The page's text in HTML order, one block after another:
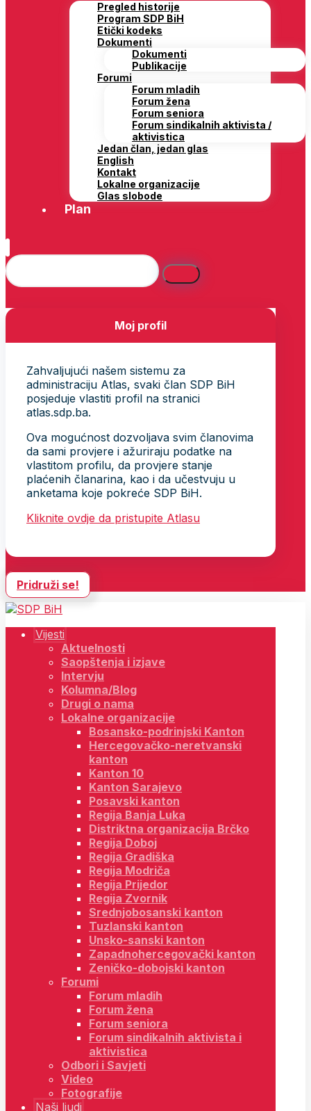
Pregled historije
Program SDP BiH
Etički kodeks
Dokumenti
Dokumenti
Publikacije
Forumi
Forum mladih
Forum žena
Forum seniora
Forum sindikalnih aktivista /
aktivistica
Jedan član, jedan glas
English
Kontakt
Lokalne organizacije
Glas slobode
Plan
Moj profil
Zahvaljujući našem sistemu za
administraciju Atlas, svaki član SDP BiH
posjeduje vlastiti profil na stranici
atlas.sdp.ba.
Ova mogućnost dozvoljava svim članovima
da sami provjere i ažuriraju podatke na
vlastitom profilu, da provjere stanje
plaćenih članarina, kao i da učestvuju u
anketama koje pokreće SDP BiH.
Kliknite ovdje da pristupite Atlasu
Pridruži se!
Vijesti
Aktuelnosti
Saopštenja i izjave
Intervju
Kolumna/Blog
Drugi o nama
Lokalne organizacije
Bosansko-podrinjski Kanton
Hercegovačko-neretvanski
kanton
Kanton 10
Kanton Sarajevo
Posavski kanton
Regija Banja Luka
Distriktna organizacija Brčko
Regija Doboj
Regija Gradiška
Regija Modriča
Regija Prijedor
Regija Zvornik
Srednjobosanski kanton
Tuzlanski kanton
Unsko-sanski kanton
Zapadnohercegovački kanton
Zeničko-dobojski kanton
Forumi
Forum mladih
Forum žena
Forum seniora
Forum sindikalnih aktivista i
aktivistica
Odbori i Savjeti
Video
Fotografije
Naši ljudi